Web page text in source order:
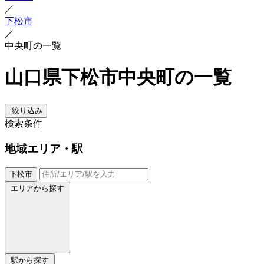
／
下松市
／
中央町の一覧
山口県下松市中央町の一覧
絞り込み
検索条件
地域エリア・駅
下松市
エリアから探す
駅から探す